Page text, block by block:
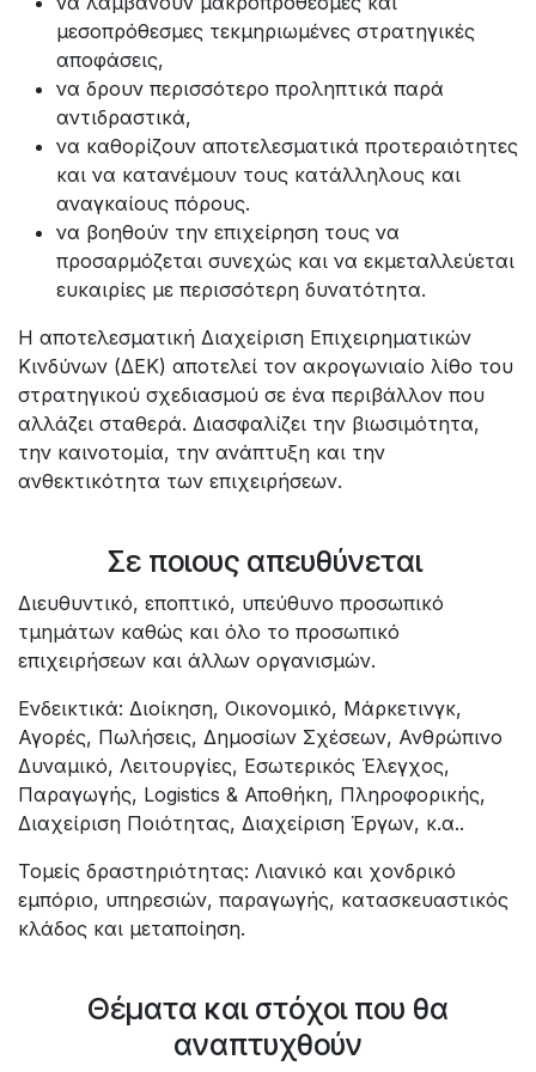
μεσοπρόθεσμες τεκμηριωμένες στρατηγικές
αποφάσεις,
να δρουν περισσότερο προληπτικά παρά
αντιδραστικά,
να καθορίζουν αποτελεσματικά προτεραιότητες
και να κατανέμουν τους κατάλληλους και
αναγκαίους πόρους.
να βοηθούν την επιχείρηση τους να
προσαρμόζεται συνεχώς και να εκμεταλλεύεται
ευκαιρίες με περισσότερη δυνατότητα.
Η αποτελεσματική Διαχείριση Επιχειρηματικών
Κινδύνων (ΔΕΚ) αποτελεί τον ακρογωνιαίο λίθο του
στρατηγικού σχεδιασμού σε ένα περιβάλλον που
αλλάζει σταθερά. Διασφαλίζει την βιωσιμότητα,
την καινοτομία, την ανάπτυξη και την
ανθεκτικότητα των επιχειρήσεων.
Σε ποιους απευθύνεται
Διευθυντικό, εποπτικό, υπεύθυνο προσωπικό
τμημάτων καθώς και όλο το προσωπικό
επιχειρήσεων και άλλων οργανισμών.
Ενδεικτικά: Διοίκηση, Οικονομικό, Μάρκετινγκ,
Αγορές, Πωλήσεις, Δημοσίων Σχέσεων, Ανθρώπινο
Δυναμικό, Λειτουργίες, Εσωτερικός Έλεγχος,
Παραγωγής, Logistics & Αποθήκη, Πληροφορικής,
Διαχείριση Ποιότητας, Διαχείριση Έργων, κ.α..
Τομείς δραστηριότητας: Λιανικό και χονδρικό
εμπόριο, υπηρεσιών, παραγωγής, κατασκευαστικός
κλάδος και μεταποίηση.
Θέματα και στόχοι που θα
αναπτυχθούν